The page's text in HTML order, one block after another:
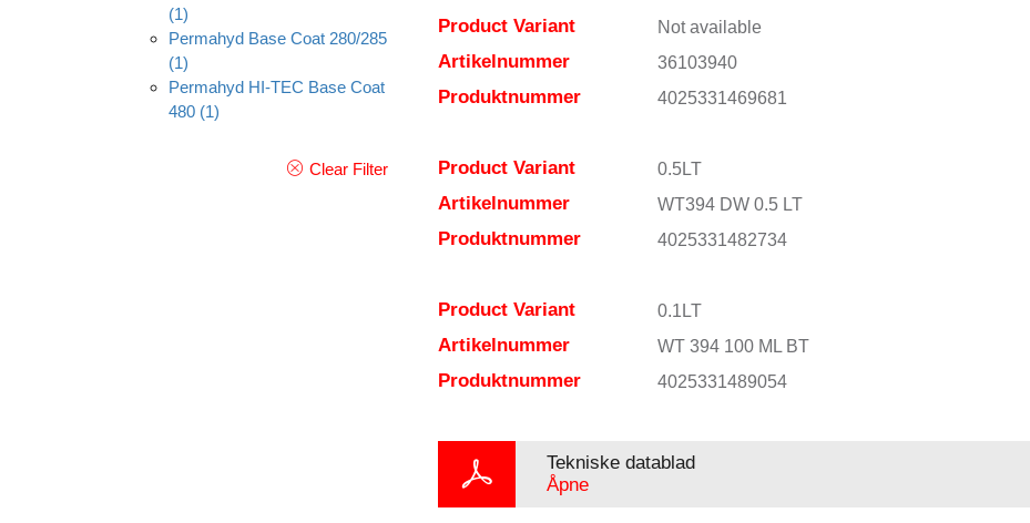
(1)
Permahyd Base Coat 280/285
(1)
Permahyd HI-TEC Base Coat
480 (1)
Clear Filter
Product Variant Not available
Artikelnummer 36103940
Produktnummer 4025331469681
Product Variant 0.5LT
Artikelnummer WT394 DW 0.5 LT
Produktnummer 4025331482734
Product Variant 0.1LT
Artikelnummer WT 394 100 ML BT
Produktnummer 4025331489054
Tekniske datablad
Åpne